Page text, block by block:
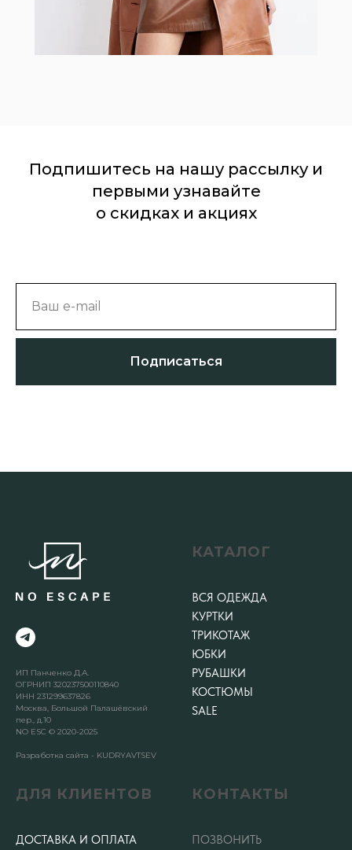
Подпишитесь на нашу рассылку и
первыми узнавайте
о скидках и акциях
Ваш e-mail
Подписаться
ИП Панченко Д.А.
ОГРНИП 320237500110840
ИНН 231299637826
Москва, Большой Палашёвский
пер., д.10
NO ESC © 2020-2025
Разработка сайта - KUDRYAVTSEV
КАТАЛОГ
ВСЯ ОДЕЖДА
КУРТКИ
ТРИКОТАЖ
ЮБКИ
РУБАШКИ
КОСТЮМЫ
SALE
ДЛЯ КЛИЕНТОВ
ДОСТАВКА И ОПЛАТА
КОНТАКТЫ
ПОЗВОНИТЬ